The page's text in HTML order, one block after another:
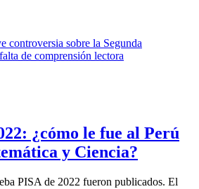
¿cómo le fue al Perú
y Ciencia?
PISA de 2022 fueron publicados. El